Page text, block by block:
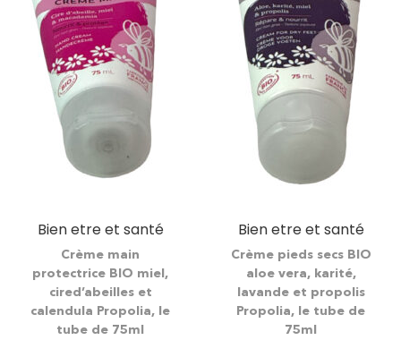
Bien etre et santé
Crème main
protectrice BIO miel,
cired’abeilles et
calendula Propolia, le
tube de 75ml
Bien etre et santé
Crème pieds secs BIO
aloe vera, karité,
lavande et propolis
Propolia, le tube de
75ml